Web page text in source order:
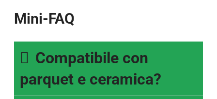
Mini-FAQ
Compatibile con
parquet e ceramica?